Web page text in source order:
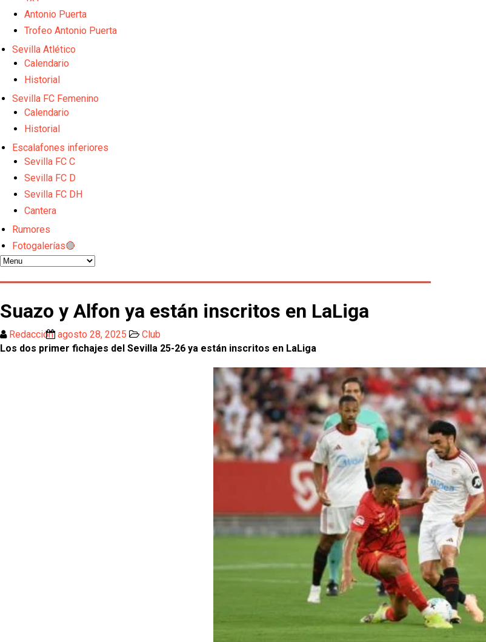
Oso es el siguiente en la lista para salir
Banquillos confirmados: así queda la cantera del Sevilla Femenino para la 2026/27
Previa | El Sevilla FC cierra la pretemporada con el exigente choque ante el Bayer Leverkusen
Antonio Puerta
Trofeo Antonio Puerta
Sevilla Atlético
Calendario
Historial
Sevilla FC Femenino
Calendario
Historial
Escalafones inferiores
Sevilla FC C
Sevilla FC D
Sevilla FC DH
Cantera
Rumores
Fotogalerías🔴
Suazo y Alfon ya están inscritos en LaLiga
Redacción agosto 28, 2025
Club
Los dos primer fichajes del Sevilla 25-26 ya están inscritos en LaLiga